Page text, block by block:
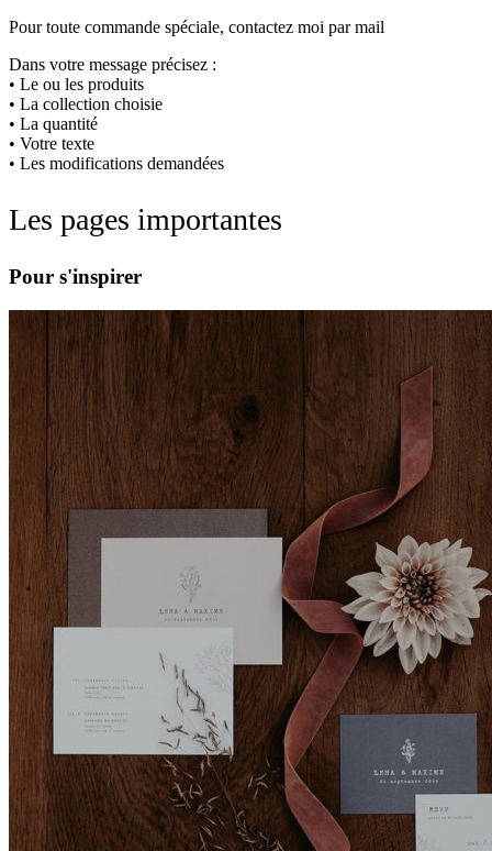
Pour toute commande spéciale, contactez moi par mail
Dans votre message précisez :
• Le ou les produits
• La collection choisie
• La quantité
• Votre texte
• Les modifications demandées
Les pages importantes
Pour s'inspirer